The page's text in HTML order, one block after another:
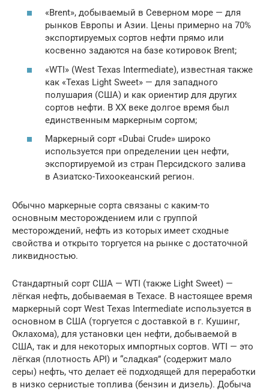
«Brent», добываемый в Северном море — для
рынков Европы и Азии. Цены примерно на 70%
экспортируемых сортов нефти прямо или
косвенно задаются на базе котировок Brent;
«WTI» (West Texas Intermediate), известная также
как «Texas Light Sweet» — для западного
полушария (США) и как ориентир для других
сортов нефти. В XX веке долгое время был
единственным маркерным сортом;
Маркерный сорт «Dubai Crude» широко
используется при определении цен нефти,
экспортируемой из стран Персидского залива
в Азиатско-Тихоокеанский регион.
Обычно маркерные сорта связаны с каким-то
основным месторождением или с группой
месторождений, нефть из которых имеет сходные
свойства и открыто торгуется на рынке с достаточной
ликвидностью.
Стандартный сорт США — WTI (также Light Sweet) —
лёгкая нефть, добываемая в Техасе. В настоящее время
маркерный сорт West Texas Intermediate используется в
основном в США (торгуется с доставкой в г. Кушинг,
Оклахома), для установки цен нефти, добываемой в
США, так и для некоторых импортных сортов. WTI — это
лёгкая (плотность API) и “сладкая” (содержит мало
серы) нефть, что делает её подходящей для переработки
в низко сернистые топлива (бензин и дизель). Добыча